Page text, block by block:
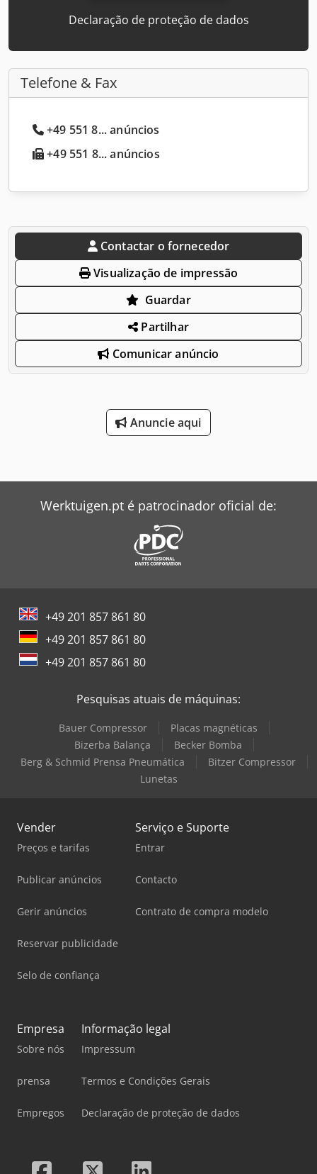
Declaração de proteção de dados
Telefone & Fax
+49 551 8... anúncios
+49 551 8... anúncios
Contactar o fornecedor
Visualização de impressão
Guardar
Partilhar
Comunicar anúncio
Anuncie aqui
Werktuigen.pt é patrocinador oficial de:
+49 201 857 861 80
+49 201 857 861 80
+49 201 857 861 80
Pesquisas atuais de máquinas:
Bauer Compressor
Placas magnéticas
Bizerba Balança
Becker Bomba
Berg & Schmid Prensa Pneumática
Bitzer Compressor
Lunetas
Vender
Preços e tarifas
Publicar anúncios
Gerir anúncios
Reservar publicidade
Selo de confiança
Serviço e Suporte
Entrar
Contacto
Contrato de compra modelo
Empresa
Sobre nós
prensa
Empregos
Informação legal
Impressum
Termos e Condições Gerais
Declaração de proteção de dados